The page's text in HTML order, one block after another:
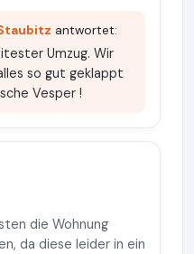
antwortet:
Umzug. Wir
so gut geklappt
Vesper !
die Wohnung
da diese leider in ein